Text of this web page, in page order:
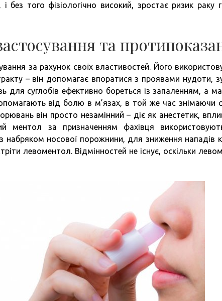
без того фізіологічно високий, зростає ризик раку
та
за рахунок своїх властивостей. Його
– він допомагає впоратися з проявами нудоти,
для суглобів ефективно бореться із запаленням, а
від болю в м’язах, в той же час знімаючи
він просто незамінний – діє як анестетик,
ментол за призначенням фахівця
набряком носової порожнини, для зниження нападів
левоментол. Відмінностей не існує, оскільки